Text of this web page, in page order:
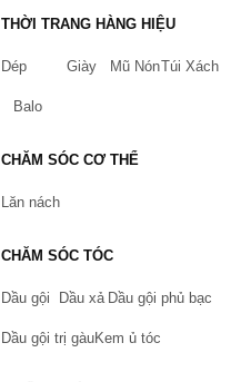
THỜI TRANG HÀNG HIỆU
Dép Giày Mũ NónTúi Xách
Balo
CHĂM SÓC CƠ THỂ
Lăn nách
CHĂM SÓC TÓC
Dầu gội Dầu xả Dầu gội phủ bạc
Dầu gội trị gàuKem ủ tóc